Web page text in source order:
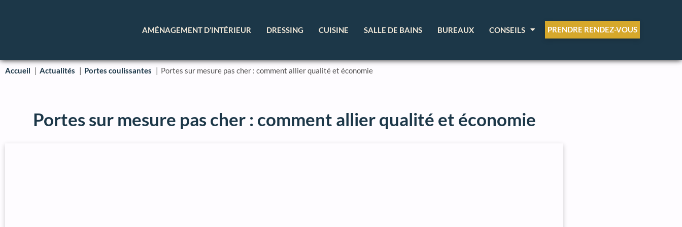
AMÉNAGEMENT D’INTÉRIEUR DRESSING CUISINE SALLE DE BAINS BUREAUX CONSEILS PRENDRE RENDEZ-VOUS
Accueil Actualités Portes coulissantes Portes sur mesure pas cher : comment allier qualité et économie
Portes sur mesure pas cher : comment allier qualité et économie